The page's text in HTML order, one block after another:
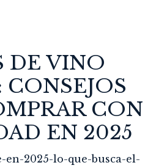
DE VINO
CON
EN 2025